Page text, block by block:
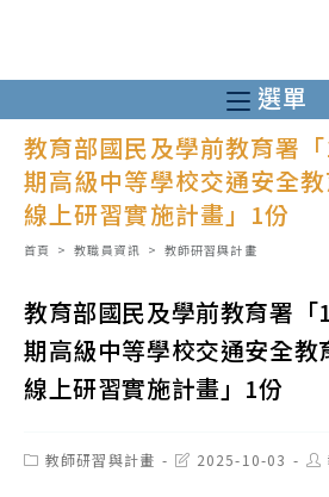
至
主
要
內
容
選單
教育部國民及學前教育署
期高級中等學校交通安全
線上研習實施計畫」1份
首頁 > 教職員資訊 > 教師研習與計畫
教育部國民及學前教育署「
期高級中等學校交通安全教
線上研習實施計畫」1份
Post教師研習與計畫
Post2025-10-03